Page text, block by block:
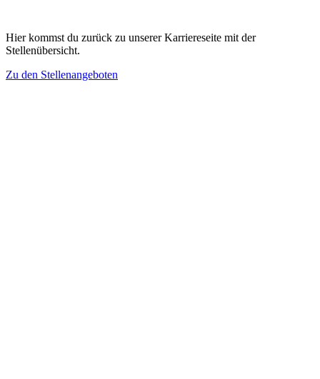
Hier kommst du zurück zu unserer Karriereseite mit der
Stellenübersicht.
Zu den Stellenangeboten